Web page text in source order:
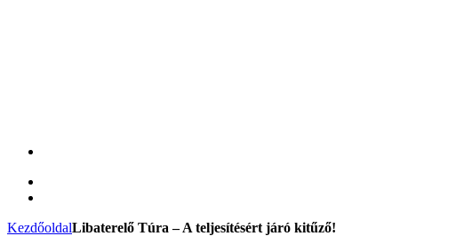
KezdőoldalLibaterelő Túra – A teljesítésért járó kitűző!